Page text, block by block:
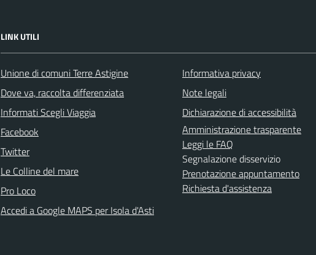
LINK UTILI
Unione di comuni Terre Astigine
Dove va, raccolta differenziata
Informati Scegli Viaggia
Facebook
Twitter
Le Colline del mare
Pro Loco
Accedi a Google MAPS per Isola d'Asti
Informativa privacy
Note legali
Dichiarazione di accessibilità
Amministrazione trasparente
Leggi le FAQ
Segnalazione disservizio
Prenotazione appuntamento
Richiesta d'assistenza